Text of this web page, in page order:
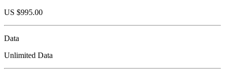
US $995.00
Data
Unlimited Data